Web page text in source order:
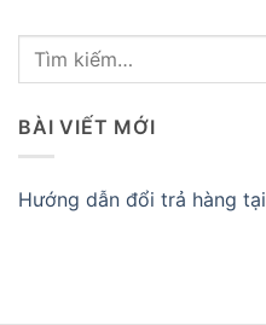
BÀI VIẾT MỚI
Hướng dẫn đổi trả hàng